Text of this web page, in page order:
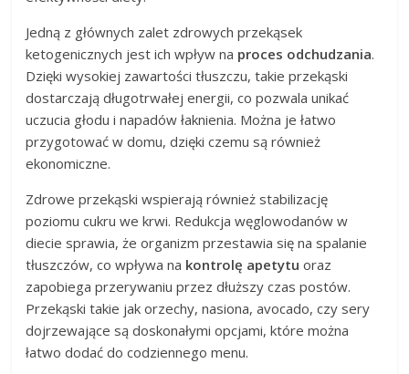
Jedną z głównych zalet zdrowych przekąsek
ketogenicznych jest ich wpływ na proces odchudzania.
Dzięki wysokiej zawartości tłuszczu, takie przekąski
dostarczają długotrwałej energii, co pozwala unikać
uczucia głodu i napadów łaknienia. Można je łatwo
przygotować w domu, dzięki czemu są również
ekonomiczne.
Zdrowe przekąski wspierają również stabilizację
poziomu cukru we krwi. Redukcja węglowodanów w
diecie sprawia, że organizm przestawia się na spalanie
tłuszczów, co wpływa na kontrolę apetytu oraz
zapobiega przerywaniu przez dłuższy czas postów.
Przekąski takie jak orzechy, nasiona, avocado, czy sery
dojrzewające są doskonałymi opcjami, które można
łatwo dodać do codziennego menu.